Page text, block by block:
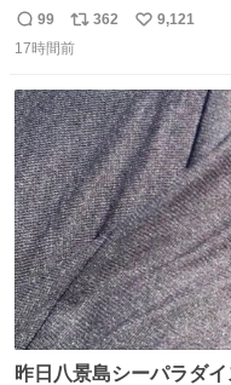
返
信
99
リ
ポ
ト
数
362
い
数
9,121
17時間前
昨日八景島シーパラダ